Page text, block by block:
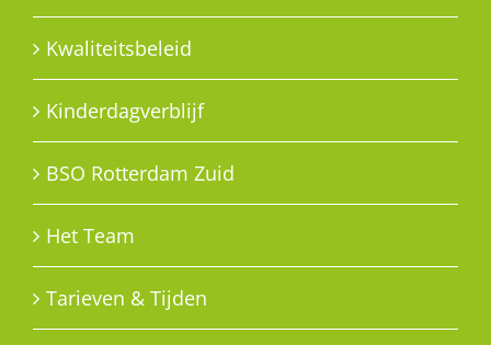
Kwaliteitsbeleid
Kinderdagverblijf
BSO Rotterdam Zuid
Het Team
Tarieven & Tijden